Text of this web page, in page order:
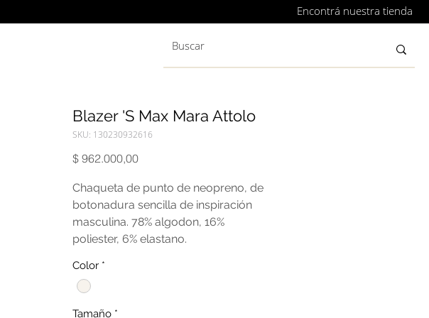
Encontrá nuestra tienda
Blazer 'S Max Mara Attolo
SKU: 130230932616
$ 962.000,00Precio
Chaqueta de punto de neopreno, de
botonadura sencilla de inspiración
masculina. 78% algodon, 16%
poliester, 6% elastano.
Color *
Tamaño *